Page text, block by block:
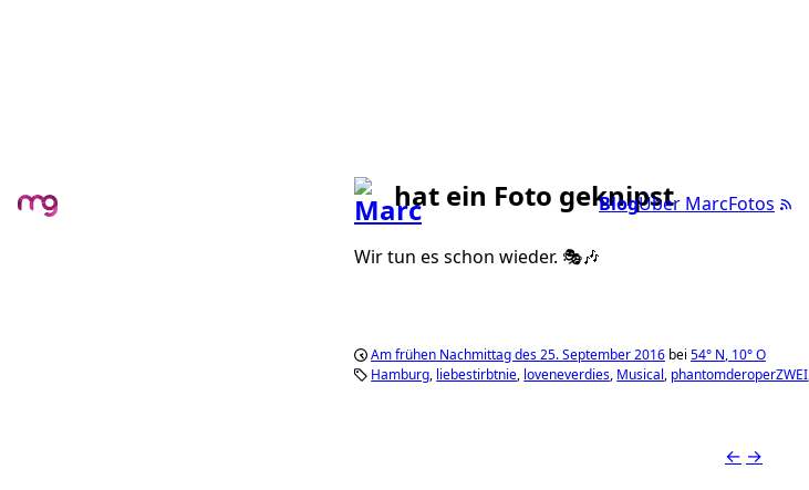
BlogÜber MarcFotos
hat ein Foto geknipst
Wir tun es schon wieder. 🎭🎶
Am frühen Nachmittag des 25. September 2016 bei 54° N, 10°O
Hamburg liebestirbtnie loveneverdies Musical phantomderoperZWEI
← →